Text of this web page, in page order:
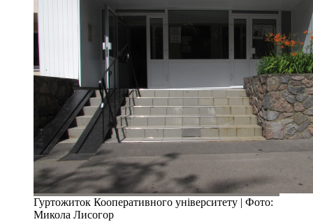
Гуртожиток Кооперативного університету | Фото:
Микола Лисогор